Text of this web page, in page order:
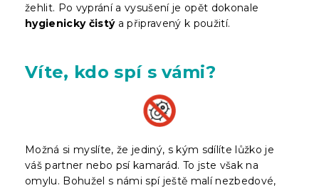
žehlit. Po vyprání a vysušení je opět dokonale
hygienicky čistýa připravený k použití.
Víte, kdo spí s vámi?
Možná si myslíte, že jediný, s kým sdílíte lůžko je
váš partner nebo psí kamarád. To jste však na
omylu. Bohužel s námi spí ještě malí nezbedové,